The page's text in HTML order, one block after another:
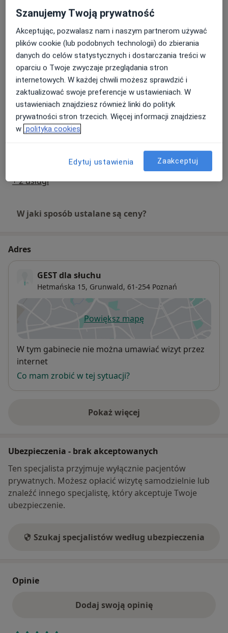
Audiometria impedacyjna
Od 30 zł Szczegóły
Audiometria tonalna
Od 30 zł Szczegóły
Badanie BERA (ABR) – badanie słuchowych potencjałów
pnia mózgu (bez konsultacji lekarskiej)
Od 200 zł Szczegóły
Szczegóły
+ 2 usługi
W jaki sposób ustalane są ceny?
Adres
GEST dla słuchu
Hetmańska 15, Grunwald, 61-254 Poznań
Powiększ mapęotwiera się w nowej karcie
Dostępność
W tym gabinecie nie można umawiać wizyt przez
internet
Co mam zrobić w tej sytuacji?
Pokaż więcej
o adresie
Ubezpieczenia - brak akceptowanych
Ten specjalista przyjmuje wyłącznie pacjentów
prywatnych. Możesz opłacić wizytę samodzielnie lub
znaleźć innego specjalistę, który akceptuje Twoje
ubezpieczenie.
Szukaj specjalistów według ubezpieczenia
Opinie
Dodaj swoją opinię
Szanujemy Twoją prywatność
Akceptując, pozwalasz nam i naszym partnerom używać
plików cookie (lub podobnych technologii) do zbierania
danych do celów statystycznych i dostarczania treści w
oparciu o Twoje zwyczaje przeglądania stron
internetowych. W każdej chwili możesz sprawdzić i
zaktualizować swoje preferencje w ustawieniach. W
ustawieniach znajdziesz również linki do polityk
prywatności stron trzecich. Więcej informacji znajdziesz
w polityka cookies
Edytuj ustawienia Zaakceptuj